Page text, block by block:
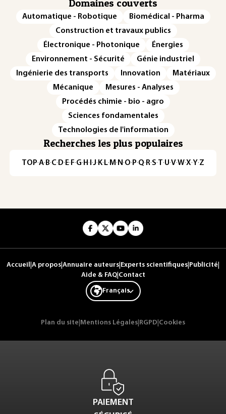
Domaines couverts
Automatique - Robotique
Biomédical - Pharma
Construction et travaux publics
Électronique - Photonique
Énergies
Environnement - Sécurité
Génie industriel
Ingénierie des transports
Innovation
Matériaux
Mécanique
Mesures - Analyses
Procédés chimie - bio - agro
Sciences fondamentales
Technologies de l'information
Recherches les plus populaires
TOP·A·B·C· D· E· F·G· H · ·J· K· L· M · N ·O· P·Q· R·S·T·U·V·W·X·Y·Z
Accueil A propos Annuaire auteurs Experts scientifiques Publicité
Aide & FAQ| Contact
Français
Plan du site Mentions Légales RGPD Cookies
PAIEMENT